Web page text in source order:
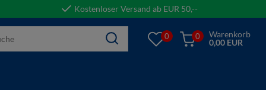
Kostenloser Versand ab EUR 50,--
0 0
Warenkorb
0,00 EUR